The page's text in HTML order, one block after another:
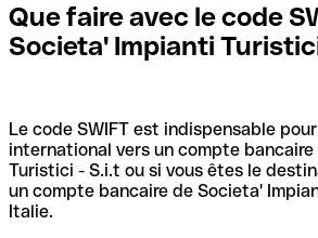
Que faire avec le code
Societa' Impianti
Le code SWIFT est indispensable
international vers un compte
Turistici - S.i.t ou si vous êtes le
un compte bancaire de Societa'
Italie.